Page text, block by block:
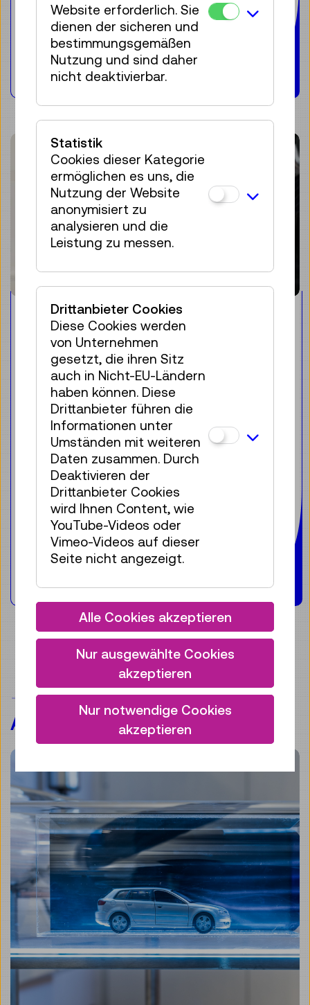
sogenannten „Hands-On“ – alle
Altersgruppen ins Museum.
Weiterlesen
Von klein auf nachhaltig
unterwegs
Kinderfahrräder haben sich
mittlerweile als eigenständiges
Produkt emanzipiert und sind nicht
mehr bloß ein „kleineres“
Erwachsenenrad. Um diese
Entwicklung zu veranschaulichen, hat
das Technische Museum Wien nun ein
ganz besonderes Kinderfahrrad in die
Sammlung aufgenommen: Das
500.000ste woom bike des
Klosterneuburger
Kinderfahrradherstellers.
VERWANDTE
AUSSTELLUNG(EN)
Website erforderlich. Sie
dienen der sicheren und
bestimmungsgemäßen
Nutzung und sind daher
nicht deaktivierbar.
Statistik
Cookies dieser Kategorie
ermöglichen es uns, die
Nutzung der Website
anonymisiert zu
analysieren und die
Leistung zu messen.
Drittanbieter Cookies
Diese Cookies werden
von Unternehmen
gesetzt, die ihren Sitz
auch in Nicht-EU-Ländern
haben können. Diese
Drittanbieter führen die
Informationen unter
Umständen mit weiteren
Daten zusammen. Durch
Deaktivieren der
Drittanbieter Cookies
wird Ihnen Content, wie
YouTube-Videos oder
Vimeo-Videos auf dieser
Seite nicht angezeigt.
Alle Cookies akzeptieren
Nur ausgewählte Cookies
akzeptieren
Nur notwendige Cookies
akzeptieren